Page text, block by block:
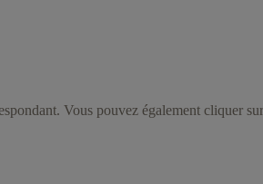
Vous pouvez également cliquer